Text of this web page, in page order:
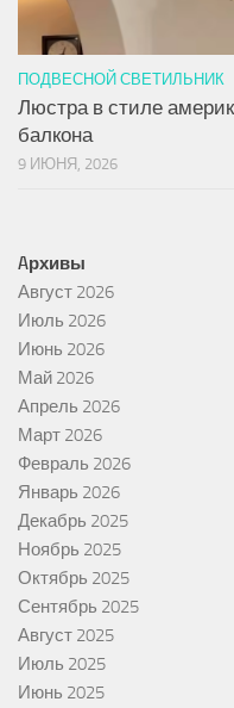
ПОДВЕСНОЙ СВЕТИЛЬНИК
Люстра в стиле
балкона
9 ИЮНЯ, 2026
Aрхивы
Август 2026
Июль 2026
Июнь 2026
Май 2026
Апрель 2026
Март 2026
Февраль 2026
Январь 2026
Декабрь 2025
Ноябрь 2025
Октябрь 2025
Сентябрь 2025
Август 2025
Июль 2025
Июнь 2025